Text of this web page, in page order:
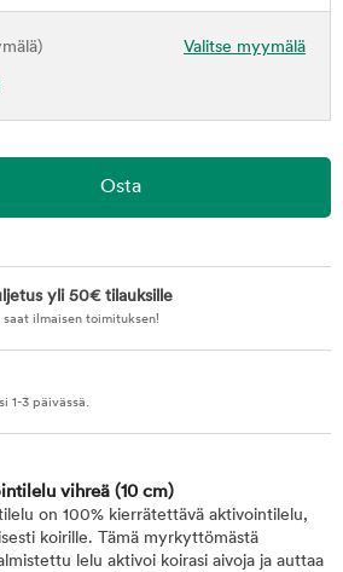
Valitse myymälä
yli 50€ tilauksille
saat ilmaisen toimituksen!
1-3 päivässä.
vihreä (10 cm)
on 100% kierrätettävä aktivointilelu,
koirille. Tämä myrkyttömästä
lelu aktivoi koirasi aivoja ja auttaa